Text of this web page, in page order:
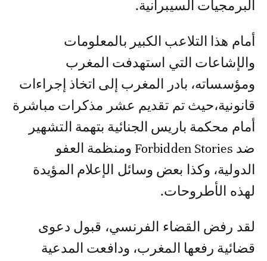
البرمجيات السيبرانية.
أمام هذا التلاعب الكبير بالمعلومات
والإشاعات التي استهدفت المغرب
ومؤسساته، بادر المغرب إلى اتخاذ إجراءات
قانونية،حيث تم تقديم عشر مذكرات مباشرة
أمام محكمة باريس الجنائية بتهمة التشهير
ضد Forbidden Stories ومنظمة العفو
الدولية، وكذا بعض وسائل الإعلام المؤيدة
لهذه الأطروحات.
لقد رفض القضاء الفرنسي، قبول دعوى
قضائية رفعها المغرب، ودافعت المدعية